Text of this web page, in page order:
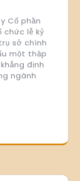
Cổ phần
chức lễ kỷ
sở chính
một thập
định
ngành